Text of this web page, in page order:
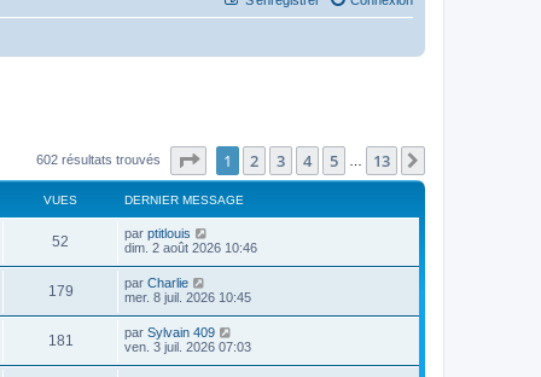
602 résultats trouvés Page sur13
1 2 3 4 5 13
VUES DERNIER MESSAGE
52
u
s
D
e
i
e
r
m
e
s
par ptitlouis
dim. 2 août 2026 10:46
179V
u
D
e
i
e
r
par Charlie
mer. 8 juil. 2026 10:45
181
u
D
e
par Sylvain 409
ven. 3 juil. 2026 07:03